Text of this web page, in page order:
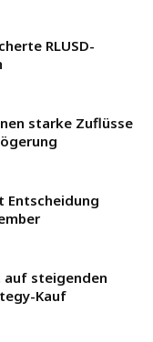
RLUSD-
starke Zuflüsse
Entscheidung
auf steigenden
Kauf